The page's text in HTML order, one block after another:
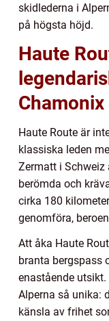
skidlederna i
på högsta höjd.
Haute
Haute Route är
klassiska leden
Zermatt i Schweiz
berömda och
cirka 180
genomföra,
Att åka Haute
branta bergspass
enastående
Alperna så unika:
känsla av frihet